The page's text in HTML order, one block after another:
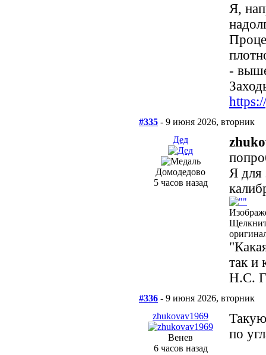
Я,
-
#335 - 9 июня 2026, вторник
Дед
Домодедово
5 часов назад
Я для
так и
Н.С.
#336 - 9 июня 2026, вторник
zhukovav1969
Венев
6 часов назад
по